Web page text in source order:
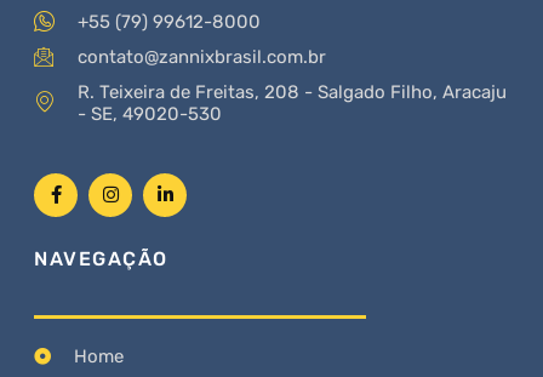
+55 (79) 99612-8000
contato@zannixbrasil.com.br
R. Teixeira de Freitas, 208 - Salgado Filho, Aracaju
- SE, 49020-530
NAVEGAÇÃO
Home